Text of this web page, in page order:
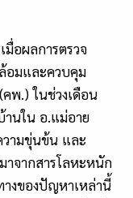
อผลการตรวจ
อมและควบคุม
พ.) ในช่วงเดือน
นใน อ.แม่อาย
วามขุ่นข้น และ
จากสารโลหะหนัก
งของปัญหาเหล่านี้